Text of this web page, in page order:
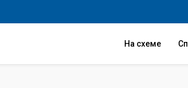
На схеме